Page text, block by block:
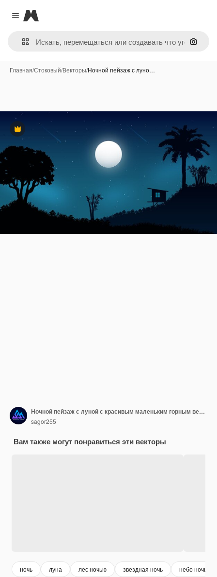
Close menu
Magnific
Поиск
Главная/Стоковый/Векторы/Ночной пейзаж с луно…
Премиум
Ночной пейзаж с луной с красивым маленьким горным вектором
sagor255
Вам также могут понравиться эти векторы
ночь луна лес ночью звездная ночь небо ночь